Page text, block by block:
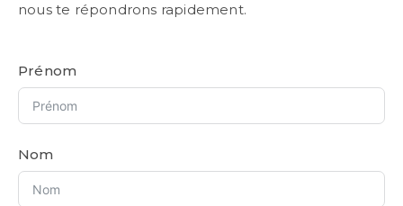
nous te répondrons rapidement.
Prénom
Nom